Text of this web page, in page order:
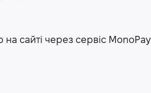
сайті через сервіс МоnoPay